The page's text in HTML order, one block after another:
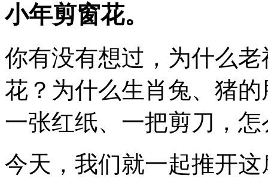
小年剪窗花。
你有没有想过，为什么
花？为什么生肖兔、猪
一张红纸、一把剪刀，
今天，我们就一起推开